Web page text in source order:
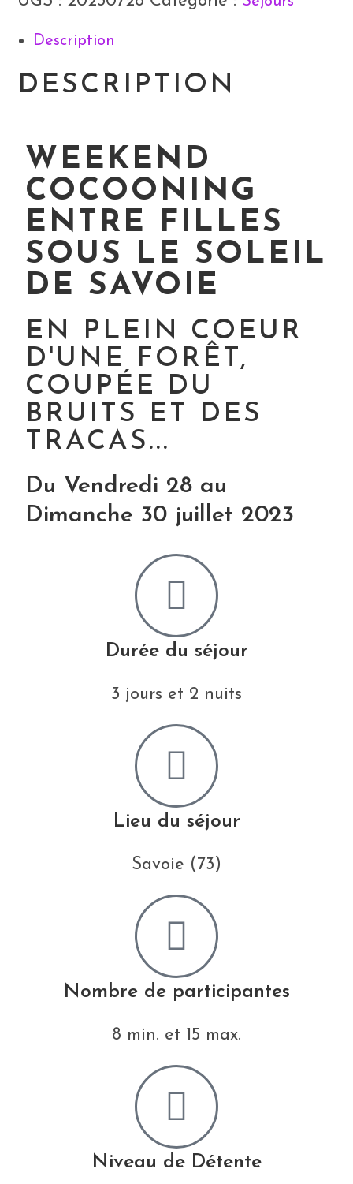
Description
DESCRIPTION
WEEKEND
COCOONING
ENTRE FILLES
SOUS LE SOLEIL
DE SAVOIE
EN PLEIN COEUR
D'UNE FORÊT,
COUPÉE DU
BRUITS ET DES
TRACAS...
Du Vendredi 28 au
Dimanche 30 juillet 2023
Durée du séjour
3 jours et 2 nuits
Lieu du séjour
Savoie (73)
Nombre de participantes
8 min. et 15 max.
Niveau de Détente